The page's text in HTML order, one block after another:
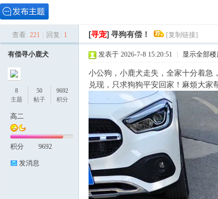
查看: 221 回复: 1 [寻宠] 寻狗有偿！ [复制链接]
有偿寻小鹿犬
8
主题
50
帖子
9692
积分
高二
积分 9692
发消息
发表于 2026-7-8 15:20:51 显示全部楼
小公狗，小鹿犬走失，全家十分着急
兑现，只求狗狗平安回家！麻烦大家